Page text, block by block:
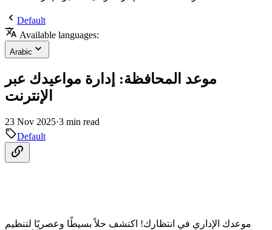
Default
Available languages:
Arabic
موعد المحافظة: إدارة مواعيدك عبر
الإنترنت
23 Nov 2025·3 min read
Default
موعدك الإداري في انتظارك! اكتشف حلاً بسيطًا وعصريًا لتنظيم